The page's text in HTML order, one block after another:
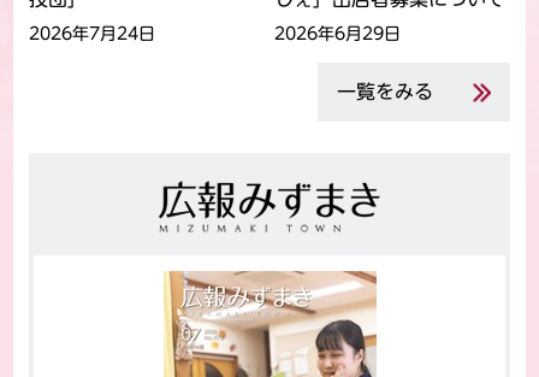
2026年7月24日 2026年6月29日
一覧をみる